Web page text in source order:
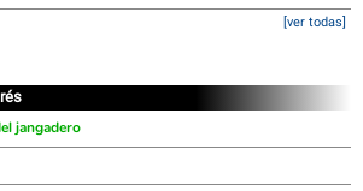
[ver todas]
jangadero